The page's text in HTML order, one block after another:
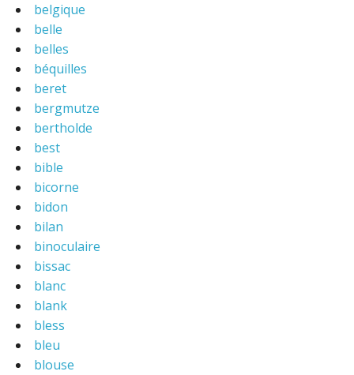
belgique
belle
belles
béquilles
beret
bergmutze
bertholde
best
bible
bicorne
bidon
bilan
binoculaire
bissac
blanc
blank
bless
bleu
blouse